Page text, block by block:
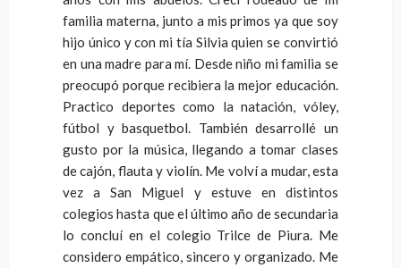
familia materna, junto a mis primos ya que soy
hijo único y con mi tía Silvia quien se convirtió
en una madre para mí. Desde niño mi familia se
preocupó porque recibiera la mejor educación.
Practico deportes como la natación, vóley,
fútbol y basquetbol. También desarrollé un
gusto por la música, llegando a tomar clases
de cajón, flauta y violín. Me volví a mudar, esta
vez a San Miguel y estuve en distintos
colegios hasta que el último año de secundaria
lo concluí en el colegio Trilce de Piura. Me
considero empático, sincero y organizado. Me